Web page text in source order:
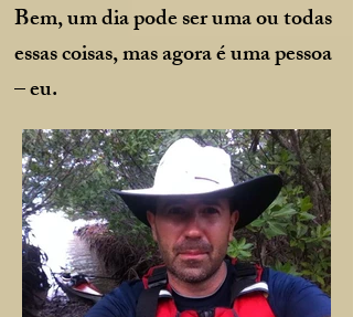
Bem, um dia pode ser uma ou todas
essas coisas, mas agora é uma pessoa
– eu.